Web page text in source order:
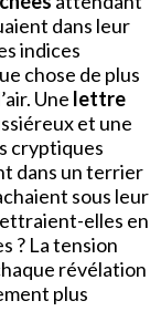
dans leur
indices
chose de plus
Une lettre
et une
cryptiques
dans un terrier
sous leur
elles en
? La tension
révélation
plus